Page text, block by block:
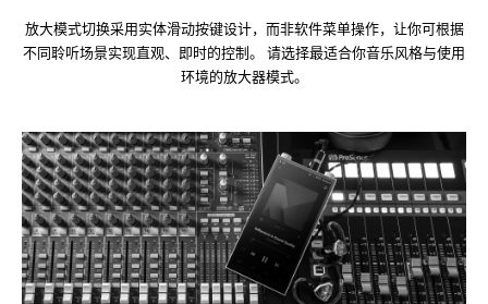
放大模式切换采用实体滑动按键设计，而非软件菜单操作，让你可根据
不同聆听场景实现直观、即时的控制。 请选择最适合你音乐风格与使用
环境的放大器模式。